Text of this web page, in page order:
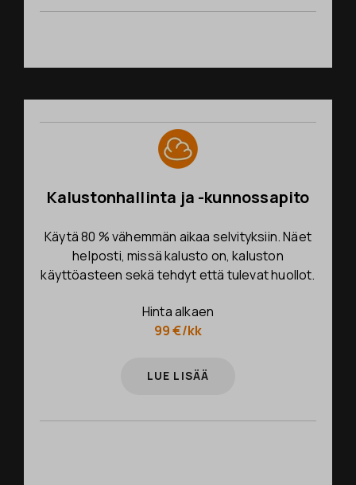
Kalustonhallinta ja -kunnossapito
Käytä 80 % vähemmän aikaa selvityksiin. Näet
helposti, missä kalusto on, kaluston
käyttöasteen sekä tehdyt että tulevat huollot.
Hinta alkaen
99 €/kk
LUE LISÄÄ